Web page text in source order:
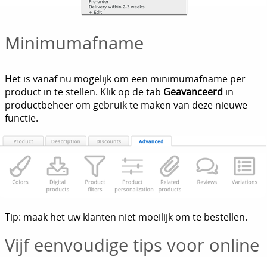
Minimumafname
Het is vanaf nu mogelijk om een minimumafname per
product in te stellen. Klik op de tab Geavanceerd in
productbeheer om gebruik te maken van deze nieuwe
functie.
Tip: maak het uw klanten niet moeilijk om te bestellen.
Vijf eenvoudige tips voor online